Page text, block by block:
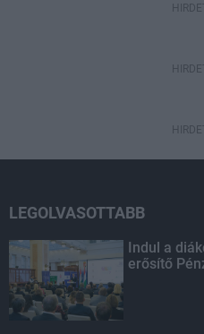
LEGOLVASOTTABB
Indul a
erősítő